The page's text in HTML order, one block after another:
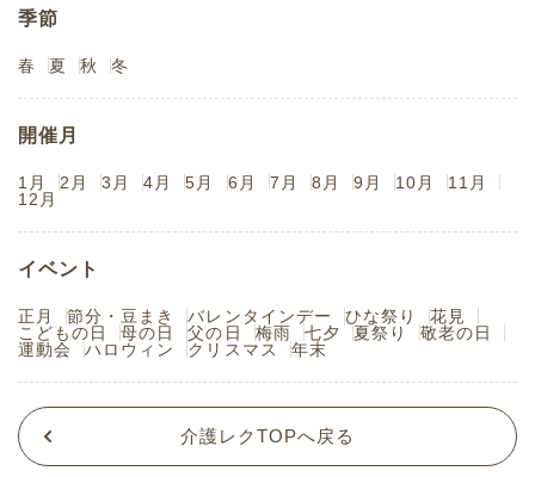
季節
春 夏 秋 冬
開催月
1月 2月 3月 4月 5月 6月 7月 8月 9月 10月
11月
12月
イベント
正月 節分・豆まき バレンタインデー ひな祭り
花見
こどもの日
母の日 父の日 梅雨 七夕 夏祭り
敬老の日
運動会
ハロウィン クリスマス 年末
介護レクTOPへ戻る